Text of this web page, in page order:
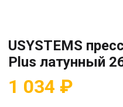
USYSTEMS
Plus латунный
1 034 ₽